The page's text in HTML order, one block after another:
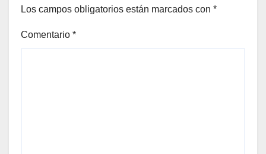
Los campos obligatorios están marcados con *
Comentario *